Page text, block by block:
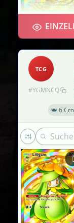
TCG
#YGMNCQ
👑 6